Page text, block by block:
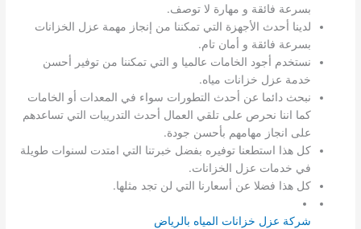
بسرعة فائقة و مهارة لا توصف.
لدينا أحدث الأجهزة التي تمكننا من إنجاز مهمة عزل الخزانات
بسرعة فائقة و أمان تام.
نستخدم أجود الخامات عالميا و التي تمكننا من توفير أحسن
خدمة عزل خزانات مياه.
نبحث دائما عن أحدث التطورات سواء في المعدات أو الخامات
كما اننا نحرص على تلقي العمال أحدث التدريبات التي تساعدهم
على انجاز مهامهم بأحسن جودة.
كل هذا استطعنا توفيره بفضل خبرتنا التي امتدت لسنوات طويلة
في خدمات عزل الخزانات.
كل هذا فضلا عن أسعارنا التي لن تجد مثلها.
شركة عزل خزانات المياه بالرياض